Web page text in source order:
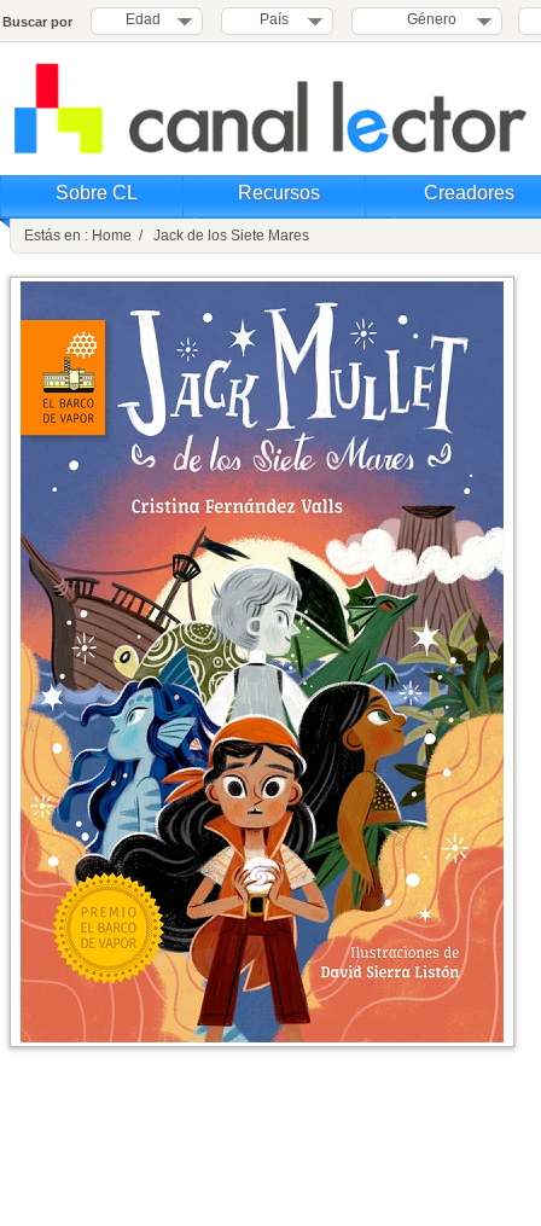
Buscar por Edad País Género
Sobre CL Recursos Creadores
Estás en : Home / Jack de los Siete Mares